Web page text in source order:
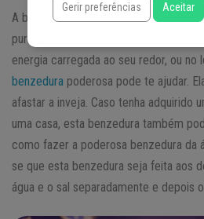
A benzedura da água e do sal pode ser
purificar locais, pessoas e objetos. Se
energia carregada ao seu redor, ou no
benzedura poderosa pode te ajudar.
afastar a inveja. Caso tenha adquirido
uma casa, esta benzedura também
como fazer a poderosa benzedura da
se que esta benzedura seja feita aos
água e o sal separadamente e depois
Gerir preferências Aceitar